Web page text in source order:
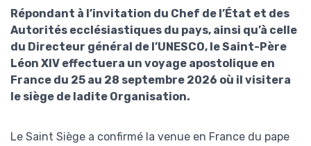
Répondant à l’invitation du Chef de l’État et des
Autorités ecclésiastiques du pays, ainsi qu’à celle
du Directeur général de l’UNESCO, le Saint-Père
Léon XIV effectuera un voyage apostolique en
France du 25 au 28 septembre 2026 où il visitera
le siège de ladite Organisation.
Le Saint Siège a confirmé la venue en France du pape